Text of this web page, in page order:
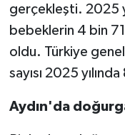
gerçekleşti. 2025
bebeklerin 4 bin
oldu. Türkiye
sayısı 2025
Aydın'da